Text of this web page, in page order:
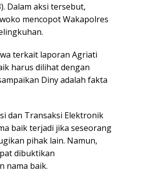
Dalam aksi tersebut,
mencopot Wakapolres
terkait laporan Agriati
harus dilihat dengan
Diny adalah fakta
dan Transaksi Elektronik
baik terjadi jika seseorang
pihak lain. Namun,
dibuktikan
nama baik.